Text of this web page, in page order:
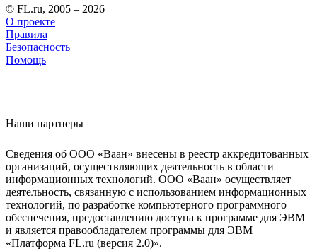
© FL.ru, 2005 – 2026
О проекте
Правила
Безопасность
Помощь
Наши партнеры
Сведения об ООО «Ваан» внесены в реестр аккредитованных
организаций, осуществляющих деятельность в области
информационных технологий. ООО «Ваан» осуществляет
деятельность, связанную с использованием информационных
технологий, по разработке компьютерного программного
обеспечения, предоставлению доступа к программе для ЭВМ
и является правообладателем программы для ЭВМ
«Платформа FL.ru (версия 2.0)».